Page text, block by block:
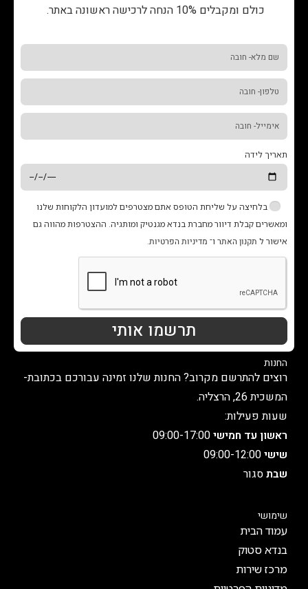
שימושי
עמוד הבית
בנדא סטוק
מרכז שירות
החנות
רוצים להתרשם מקרוב? החנות שלנו זמינה עבורכם בכתובת-
המשכית 26, הרצליה.
שעות פעילות:
ראשון עד חמישי
שישי
שבתסגור
כולם ומקבלים 10% הנחה לרכישה ראשונה באתר.
תאריך לידה
בלחיצה על שליחת הטופס אתם מצטרפים למועדון הלקוחות שלנו
ומאשרים קבלת דיוור מחברת בנדא מגנטיק ומותגיה. ההצטרפות מהווה גם
אישור ל תקנון האתר ו־ מדיניות הפרטיות.
תרשמו אותי